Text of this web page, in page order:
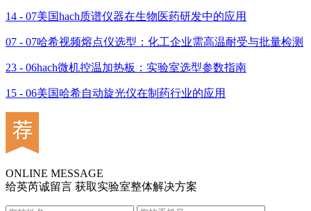
14 - 07美国hach质谱仪器在生物医药研发中的应用
07 - 07哈希视频熔点仪选型：化工企业需高温耐受与批量检测
23 - 06hach微机控温加热板：实验室选型参数指南
15 - 06美国哈希自动旋光仪在制药行业的应用
ONLINE MESSAGE
给英芮诚留言 获取实验室整体解决方案